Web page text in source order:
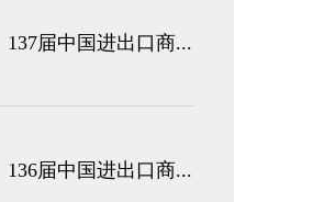
137届中国进出口商...
136届中国进出口商...